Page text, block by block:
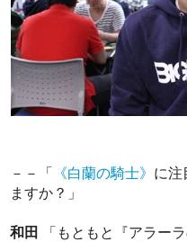
－－「 《白蘭の騎士》 に注
ますか？」
和田 「もともと『アラー